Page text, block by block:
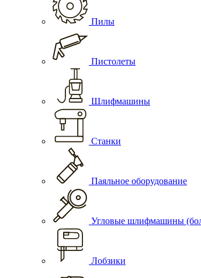
Пилы
Пистолеты
Шлифмашины
Станки
Паяльное оборудование
Угловые шлифмашины
Лобзики